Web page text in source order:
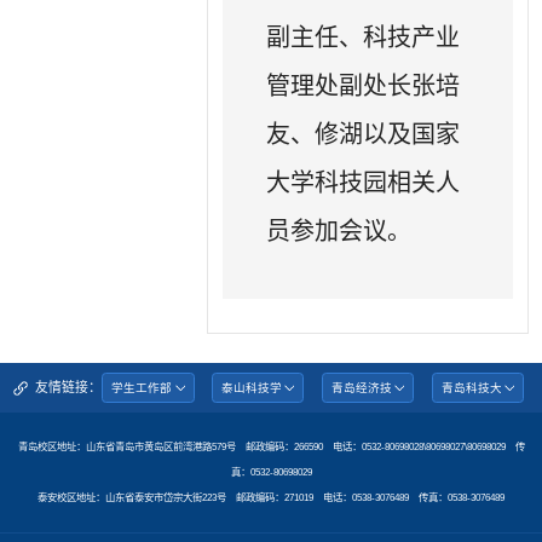
副主任、科技产业
管理处副处长张培
友、修湖以及国家
大学科技园相关人
员参加会议。
友情链接：
青岛校区地址：山东省青岛市黄岛区前湾港路579号 邮政编码：266590 电话：0532-80698028\80698027\80698029 传
真：0532-80698029
泰安校区地址：山东省泰安市岱宗大街223号 邮政编码：271019 电话：0538-3076489 传真：0538-3076489